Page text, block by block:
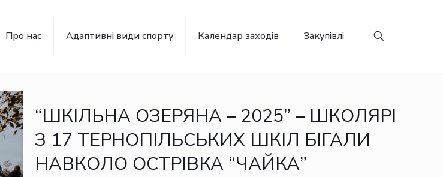
Про нас Адаптивні види спорту Календар заходів Закупівлі
“ШКІЛЬНА ОЗЕРЯНА – 2025” – ШКОЛЯРІ
З 17 ТЕРНОПІЛЬСЬКИХ ШКІЛ БІГАЛИ
НАВКОЛО ОСТРІВКА “ЧАЙКА”